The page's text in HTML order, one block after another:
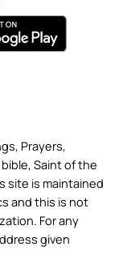
Prayers,
Saint of the
site is maintained
and this is not
For any
given